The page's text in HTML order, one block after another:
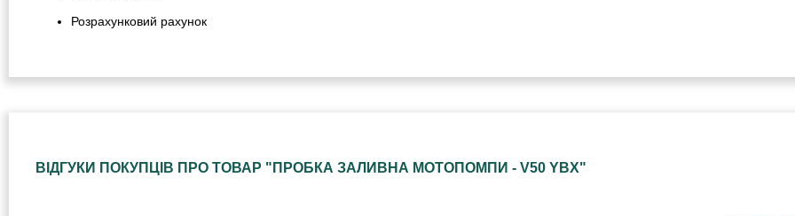
Розрахунковий рахунок
ВІДГУКИ ПОКУПЦІВ ПРО ТОВАР "ПРОБКА ЗАЛИВНА МОТОПОМПИ - V50 YBX"